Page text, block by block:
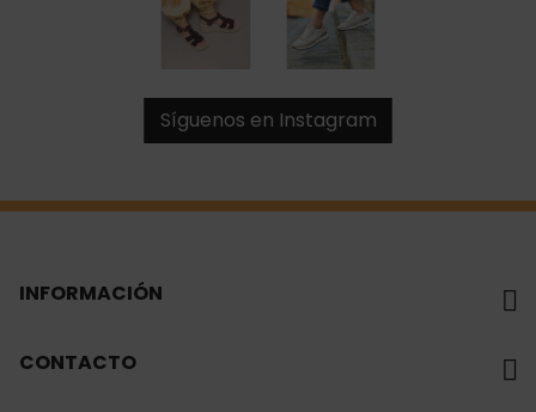
Síguenos en Instagram
INFORMACIÓN
CONTACTO